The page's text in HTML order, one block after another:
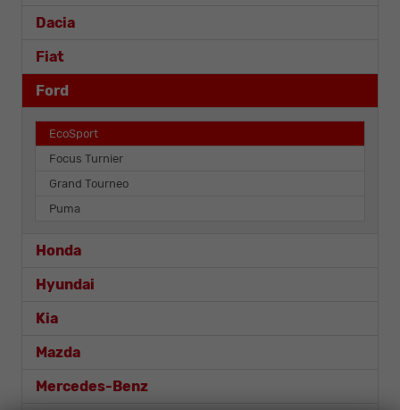
Dacia
Fiat
Ford
EcoSport
Focus Turnier
Grand Tourneo
Puma
Honda
Hyundai
Kia
Mazda
Mercedes-Benz